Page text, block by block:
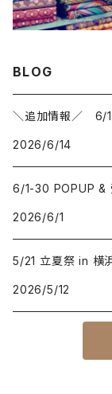
BLOG
＼追加情報／ 6/
2026/6/14
6/1-30 POPUP &
2026/6/1
5/21 立夏祭 in 横
2026/5/12